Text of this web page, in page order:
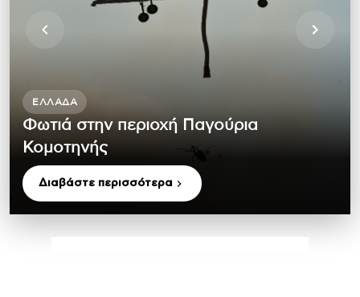
ΕΛΛΆΔΑ
Φωτιά στην περιοχή Παγούρια
Κομοτηνής
Διαβάστε περισσότερα